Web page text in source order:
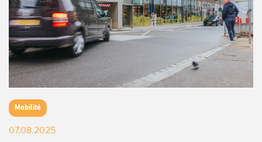
Mobilité
07.08.2025